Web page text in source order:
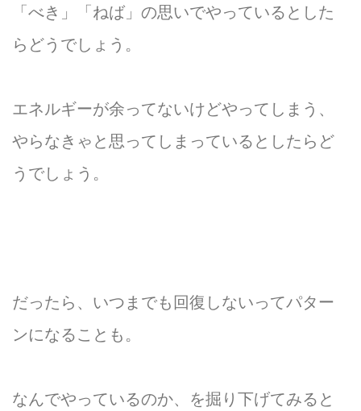
「べき」「ねば」の思いでやっているとした
らどうでしょう。
エネルギーが余ってないけどやってしまう、
やらなきゃと思ってしまっているとしたらど
うでしょう。
だったら、いつまでも回復しないってパター
ンになることも。
なんでやっているのか、を掘り下げてみると